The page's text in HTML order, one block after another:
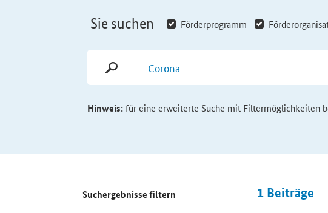
Sie suchen Förderprogramm
Hinweis:für eine erweiterte Suche mit Filtermöglichkeiten
1 Beiträge
Suchergebnisse filtern